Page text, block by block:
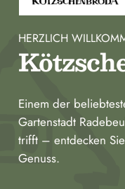
HERZLICH
Einem der
Gartenstadt
trifft – entdecken
Genuss.